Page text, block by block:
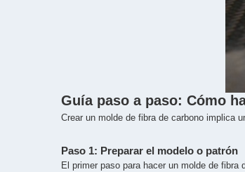
Guía paso a paso: Cómo
Crear un molde de fibra de carbono implica
Paso 1: Preparar el modelo o patrón
El primer paso para hacer un molde de